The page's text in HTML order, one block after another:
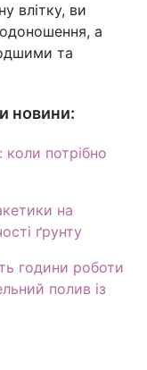
влітку, ви
а
та
новини:
коли потрібно
на
ґрунту
години роботи
полив із